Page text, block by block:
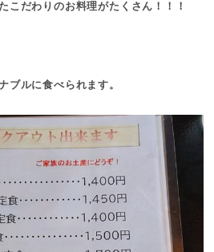
こだわりのお料理がたくさん！！！
ブルに食べられます。